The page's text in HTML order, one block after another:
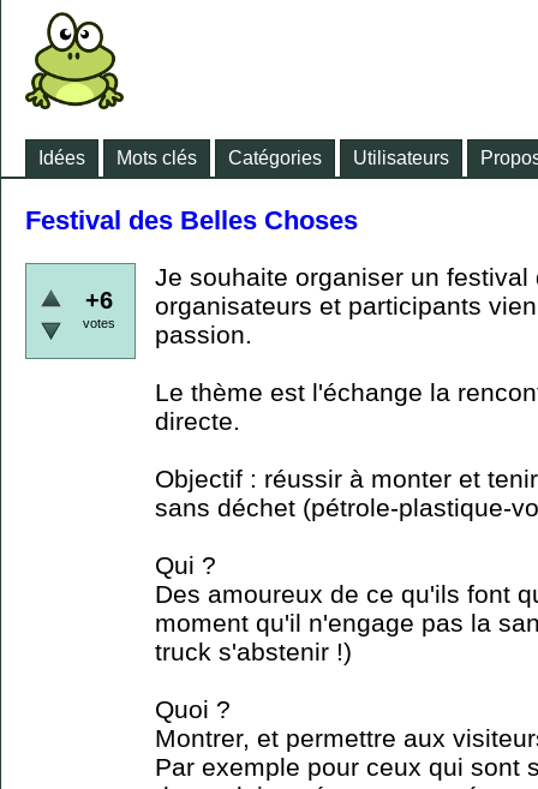
Idées Mots clés Catégories Utilisateurs
Festival des Belles Choses
+6
votes
Je souhaite organiser un festival
organisateurs et participants
passion.
Le thème est l'échange la
directe.
Objectif : réussir à monter et
sans déchet (pétrole-plastique-
Qui ?
Des amoureux de ce qu'ils font
moment qu'il n'engage pas la
truck s'abstenir !)
Quoi ?
Montrer, et permettre aux
Par exemple pour ceux qui sont